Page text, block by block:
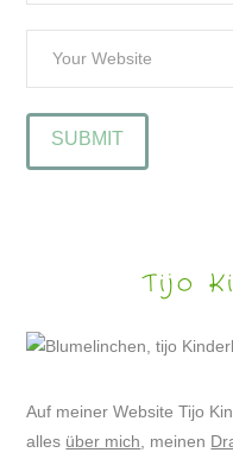
Tijo
Auf meiner Website Tijo
alles über mich , meinen